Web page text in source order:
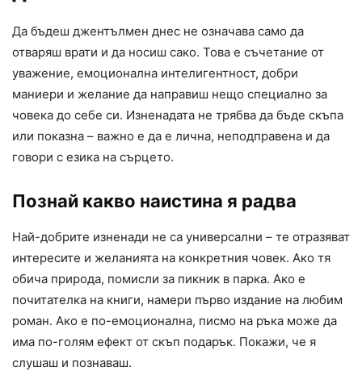
Да бъдеш джентълмен днес не означава само да
отваряш врати и да носиш сако. Това е съчетание от
уважение, емоционална интелигентност, добри
маниери и желание да направиш нещо специално за
човека до себе си. Изненадата не трябва да бъде скъпа
или показна – важно е да е лична, неподправена и да
говори с езика на сърцето.
Познай какво наистина я радва
Най-добрите изненади не са универсални – те отразяват
интересите и желанията на конкретния човек. Ако тя
обича природа, помисли за пикник в парка. Ако е
почитателка на книги, намери първо издание на любим
роман. Ако е по-емоционална, писмо на ръка може да
има по-голям ефект от скъп подарък. Покажи, че я
слушаш и познаваш.